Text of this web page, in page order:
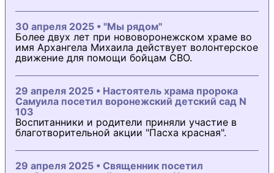
30 апреля 2025 • "Мы рядом"
Более двух лет при нововоронежском храме во
имя Архангела Михаила действует волонтерское
движение для помощи бойцам СВО.
29 апреля 2025 • Настоятель храма пророка
Самуила посетил воронежский детский сад N
103
Воспитанники и родители приняли участие в
благотворительной акции "Пасха красная".
29 апреля 2025 • Священник посетил